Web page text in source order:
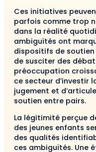
Ces initiatives
parfois comme trop
dans la réalité
ambiguïtés ont
dispositifs de
de susciter des
préoccupation
ce secteur d’investir
jugement et
soutien entre pairs.
La légitimité perçue
des jeunes enfants
des qualités
ces ambiguïtés. Une